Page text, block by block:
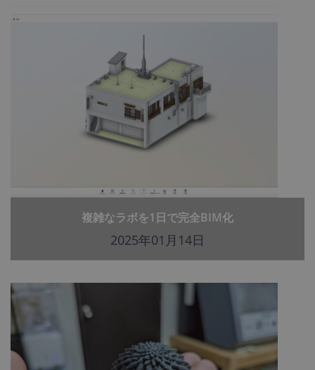
複雑なラボを1日で完全BIM化
2025年01月14日